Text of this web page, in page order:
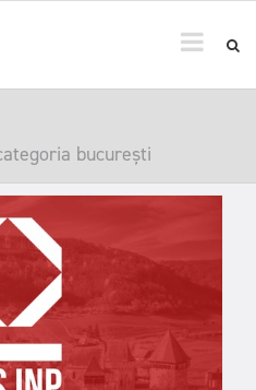
bucurești